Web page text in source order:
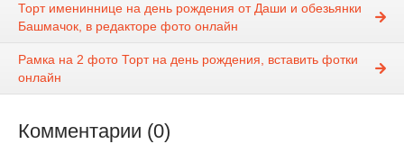
Торт имениннице на день рождения от Даши и обезьянки
Башмачок, в редакторе фото онлайн
Рамка на 2 фото Торт на день рождения, вставить фотки
онлайн
Комментарии (0)